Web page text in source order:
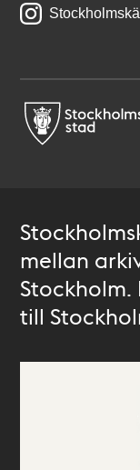
mellan
till